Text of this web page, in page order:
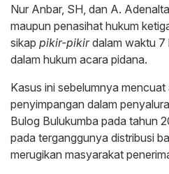
Nur Anbar, SH, dan A.
maupun penasihat hukum
sikap pikir-pikirdalam waktu 7
dalam hukum acara pidana.
Kasus ini sebelumnya
penyimpangan dalam
Bulog Bulukumba pada tahun
pada terganggunya distribusi
merugikan masyarakat